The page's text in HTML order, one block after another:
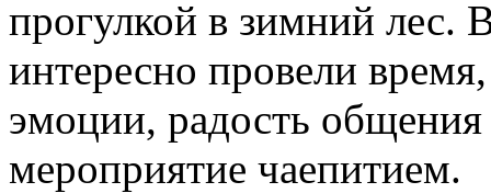
прогулкой в зимний лес.
интересно провели
эмоции, радость общения
мероприятие чаепитием.